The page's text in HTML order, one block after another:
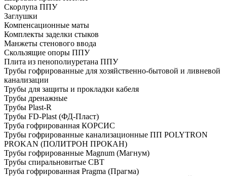
Скорлупа ППУ
Заглушки
Компенсационные маты
Комплекты заделки стыков
Манжеты стенового ввода
Скользящие опоры ППУ
Плита из пенополиуретана ППУ
Трубы гофрированные для хозяйственно-бытовой и ливневой
канализации
Трубы для защиты и прокладки кабеля
Трубы дренажные
Трубы Plast-R
Трубы FD-Plast (ФД-Пласт)
Труба гофрированная КОРСИС
Трубы гофрированные канализационные ПП POLYTRON
PROKAN (ПОЛИТРОН ПРОКАН)
Трубы гофрированные Magnum (Магнум)
Трубы спиральновитые СВТ
Труба гофрированная Pragma (Прагма)